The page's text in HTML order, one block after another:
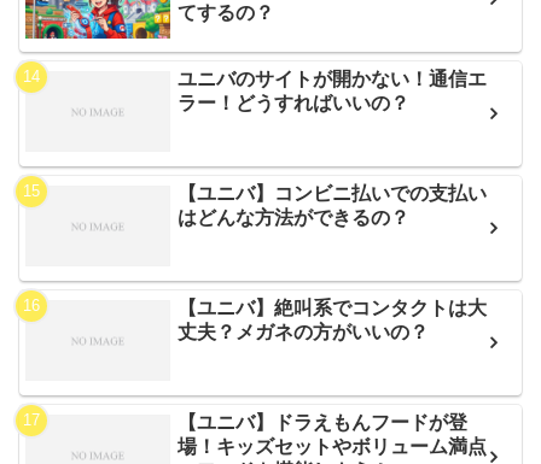
てするの？
ユニバのサイトが開かない！通信エ
ラー！どうすればいいの？
【ユニバ】コンビニ払いでの支払い
はどんな方法ができるの？
【ユニバ】絶叫系でコンタクトは大
丈夫？メガネの方がいいの？
【ユニバ】ドラえもんフードが登
場！キッズセットやボリューム満点